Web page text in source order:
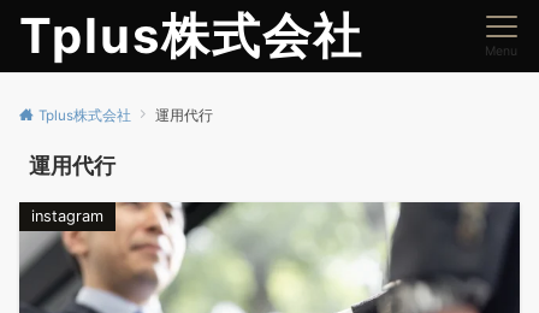
Tplus株式会社 Menu
Tplus株式会社 運用代行
運用代行
instagram